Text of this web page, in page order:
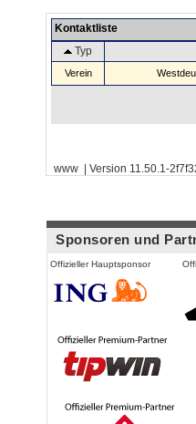
Kontaktliste
Typ
Verein
www | Version 11.50.1-
Sponsoren und
Offizieller Hauptsponsor